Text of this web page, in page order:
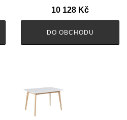
10 128 Kč
DO OBCHODU